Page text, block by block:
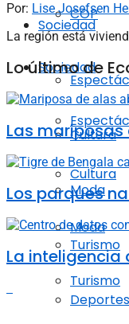
Sociedad
Cultura
Moda
Turismo
Deportes
COP
Sociedad
Cultura
Moda
Turismo
Por: Lise Josefsen
La región está
Lo último de
Las
Los parques
La